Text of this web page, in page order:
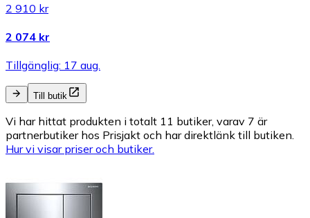
2 910 kr
2 074 kr
Tillgänglig: 17 aug.
Till butik
Vi har hittat produkten i totalt 11 butiker, varav 7 är
partnerbutiker hos Prisjakt och har direktlänk till butiken.
Hur vi visar priser och butiker.